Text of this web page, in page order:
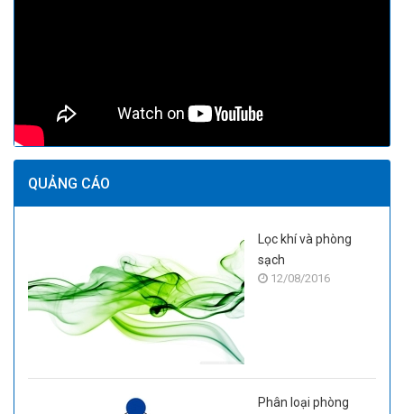
QUẢNG CÁO
Lọc khí và phòng
sạch
12/08/2016
Phân loại phòng